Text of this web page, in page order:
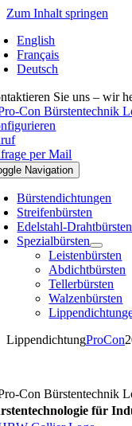
Zum Inhalt springen
English
Français
Deutsch
Sie uns – wir
per Mail
Navigation
Bürstendichtungen
Streifenbürsten
Edelstahl-Drahtbürsten
Spezialbürsten
Leistenbürsten
Abdichtbürsten
Tellerbürsten
Walzenbürsten
LippendichtungProCon
für